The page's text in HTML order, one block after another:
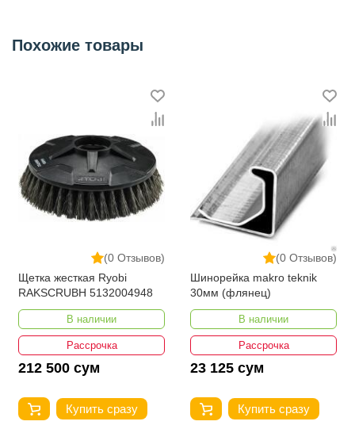
Похожие товары
(0 Отзывов)
Щетка жесткая Ryobi
RAKSCRUBH 5132004948
В наличии
Рассрочка
212 500 сум
Купить сразу
(0 Отзывов)
Шинорейка makro teknik
30мм (флянец)
В наличии
Рассрочка
23 125 сум
Купить сразу